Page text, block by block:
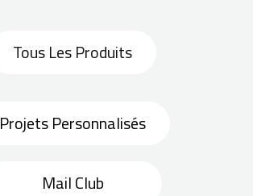
Tous Les Produits
Projets Personnalisés
Mail Club